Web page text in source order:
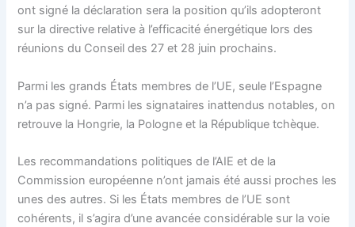
ont signé la déclaration sera la position qu’ils adopteront
sur la directive relative à l’efficacité énergétique lors des
réunions du Conseil des 27 et 28 juin prochains.
Parmi les grands États membres de l’UE, seule l’Espagne
n’a pas signé. Parmi les signataires inattendus notables, on
retrouve la Hongrie, la Pologne et la République tchèque.
Les recommandations politiques de l’AIE et de la
Commission européenne n’ont jamais été aussi proches les
unes des autres. Si les États membres de l’UE sont
cohérents, il s’agira d’une avancée considérable sur la voie